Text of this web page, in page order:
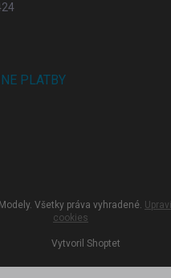
PLATBY
Vytvoril Shoptet
. Všetky práva vyhradené.
cookies